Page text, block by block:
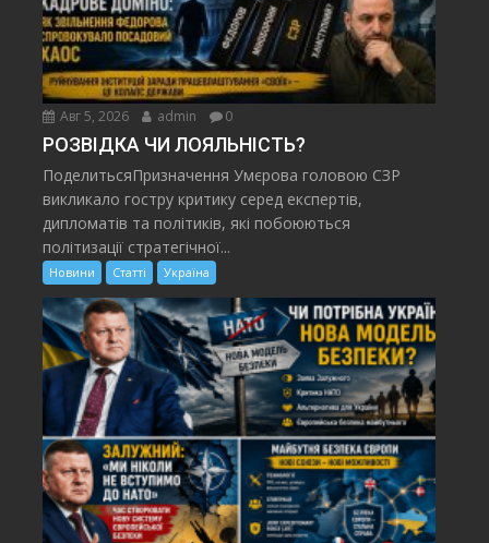
Авг 5, 2026 admin 0
РОЗВІДКА ЧИ ЛОЯЛЬНІСТЬ?
ПоделитьсяПризначення Умєрова головою СЗР
викликало гостру критику серед експертів,
дипломатів та політиків, які побоюються
політизації стратегічної...
Новини Статті Україна